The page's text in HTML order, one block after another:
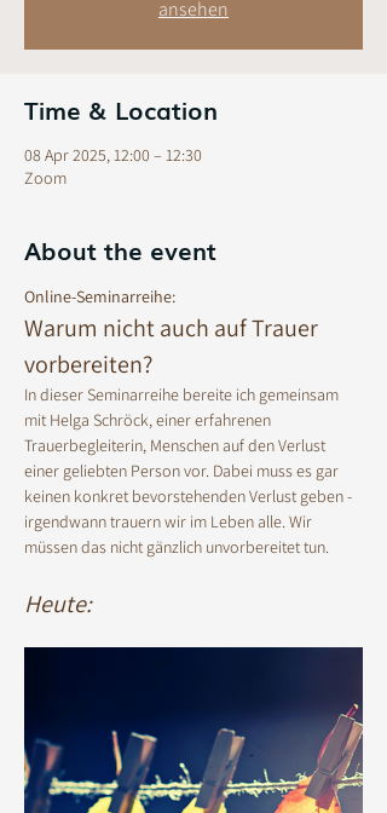
ansehen
Time & Location
08 Apr 2025, 12:00 – 12:30
Zoom
About the event
Online-Seminarreihe:
Warum nicht auch auf Trauer
vorbereiten?
In dieser Seminarreihe bereite ich gemeinsam
mit Helga Schröck, einer erfahrenen
Trauerbegleiterin, Menschen auf den Verlust
einer geliebten Person vor. Dabei muss es gar
keinen konkret bevorstehenden Verlust geben -
irgendwann trauern wir im Leben alle. Wir
müssen das nicht gänzlich unvorbereitet tun.
Heute: